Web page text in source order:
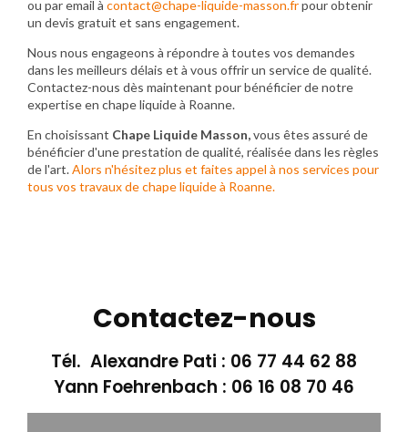
ou par email à contact@chape-liquide-masson.frpour obtenir
un devis gratuit et sans engagement.
Nous nous engageons à répondre à toutes vos demandes
dans les meilleurs délais et à vous offrir un service de qualité.
Contactez-nous dès maintenant pour bénéficier de notre
expertise en chape liquide à Roanne.
En choisissant Chape Liquide Masson,vous êtes assuré de
bénéficier d'une prestation de qualité, réalisée dans les règles
de l'art.Alors n'hésitez plus et faites appel à nos services pour
tous vos travaux de chape liquide à Roanne.
Contactez-nous
Tél. Alexandre Pati : 06 77 44 62 88
Yann Foehrenbach : 06 16 08 70 46